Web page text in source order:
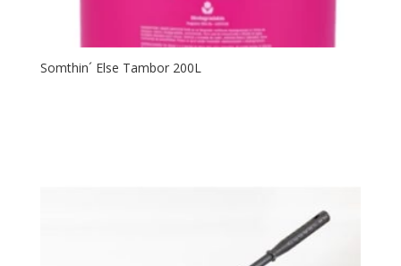
Somthin´ Else Tambor 200L